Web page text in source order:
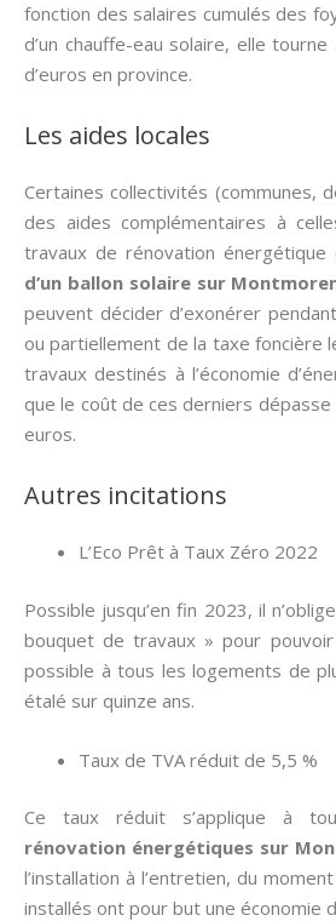
fonction des salaires cumulés des
d’un chauffe-eau solaire, elle tourne
d’euros en province.
Les aides locales
Certaines collectivités (communes,
des aides complémentaires à
travaux de rénovation énergétique
d’un ballon solaire sur
peuvent décider d’exonérer
ou partiellement de la taxe foncière
travaux destinés à l’économie
que le coût de ces derniers
euros.
Autres incitations
L’Eco Prêt à Taux Zéro 2022
Possible jusqu’en fin 2023, il
bouquet de travaux » pour
possible à tous les logements de
étalé sur quinze ans.
Taux de TVA réduit de 5,5 %
Ce taux réduit s’applique à
rénovation énergétiques sur
l’installation à l’entretien, du
installés ont pour but une économie